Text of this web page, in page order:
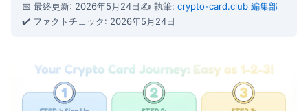
📅 最終更新: 2026年5月24日✍️ 執筆: crypto-card.club 編集部
✔️ ファクトチェック: 2026年5月24日